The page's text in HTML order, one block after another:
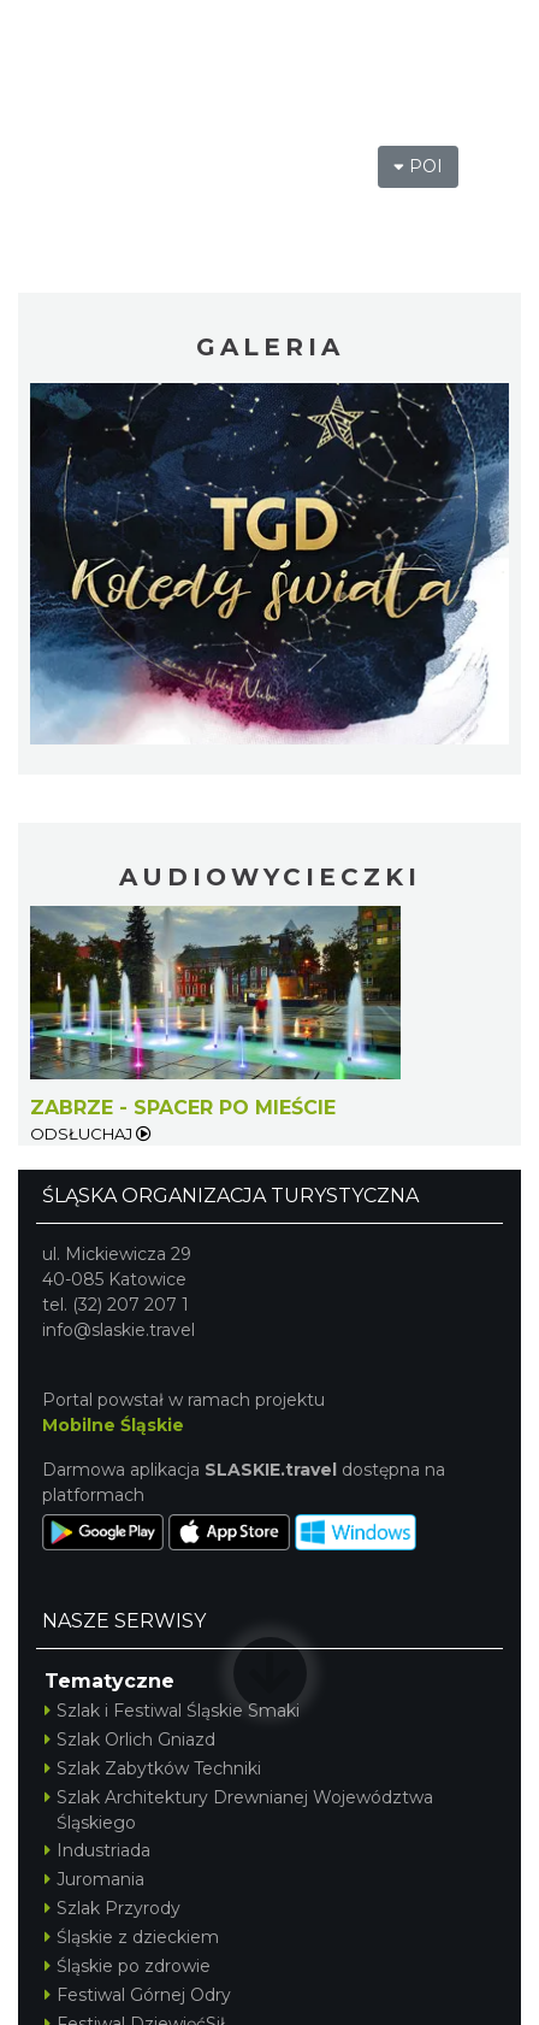
Muzyka zespołu Metallica symfonicznie
2026
Katowice
2026-11-14
16.60 km
Warsaw String Quartet - Jubileusz
16.62 km
44. Rawa Blues Festival
Katowice
2026-10-03
16.62 km
Henryk Miśkiewicz – 75 lat Mistrza i Goście
2026-10-18
16.62 km
OFF Festival 2026
18.21 km
Wystawa prof. Włodzimierza
Kwiatkowskiego w Tichauer Art Gallery
POI
GALERIA
AUDIOWYCIECZKI
ZABRZE - SPACER PO MIEŚCIE
ODSŁUCHAJ
ŚLĄSKA ORGANIZACJA TURYSTYCZNA
ul. Mickiewicza 29
40-085 Katowice
tel. (32) 207 207 1
info@slaskie.travel
Portal powstał w ramach projektu
Mobilne Śląskie
Darmowa aplikacja SLASKIE.travel dostępna na
platformach
NASZE SERWISY
Tematyczne
Szlak i Festiwal Śląskie Smaki
Szlak Orlich Gniazd
Szlak Zabytków Techniki
Szlak Architektury Drewnianej Województwa
Śląskiego
Industriada
Juromania
Szlak Przyrody
Śląskie z dzieckiem
Śląskie po zdrowie
Festiwal Górnej Odry